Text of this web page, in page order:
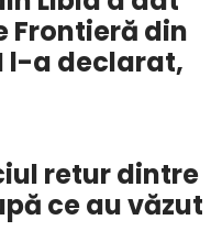
Frontieră din
l-a declarat,
retur dintre
ce au văzut